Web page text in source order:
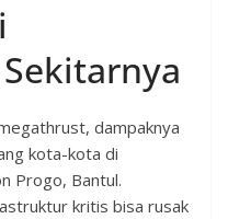
dampaknya
kota-kota di
Progo, Bantul.
kritis bisa rusak